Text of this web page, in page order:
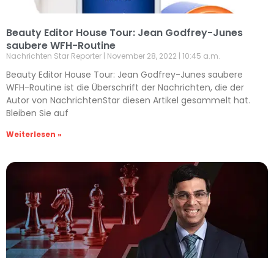
Beauty Editor House Tour: Jean Godfrey-Junes
saubere WFH-Routine
Nachrichten Star Reporter November 28, 2022 10:45 a.m.
Beauty Editor House Tour: Jean Godfrey-Junes saubere
WFH-Routine ist die Überschrift der Nachrichten, die der
Autor von NachrichtenStar diesen Artikel gesammelt hat.
Bleiben Sie auf
Weiterlesen »